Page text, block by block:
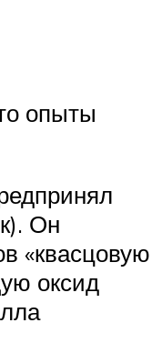
опыты
Он
«квасцовую
оксид